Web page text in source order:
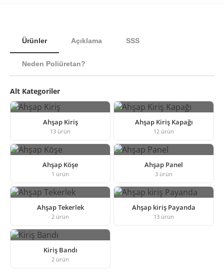
Ürünler Açıklama SSS
Neden Poliüretan?
Alt Kategoriler
Ahşap Kiriş
13 ürün
Ahşap Kiriş Kapağı
12 ürün
Ahşap Köşe
1 ürün
Ahşap Panel
3 ürün
Ahşap Tekerlek
2 ürün
Ahşap kiriş Payanda
13 ürün
Kiriş Bandı
2 ürün